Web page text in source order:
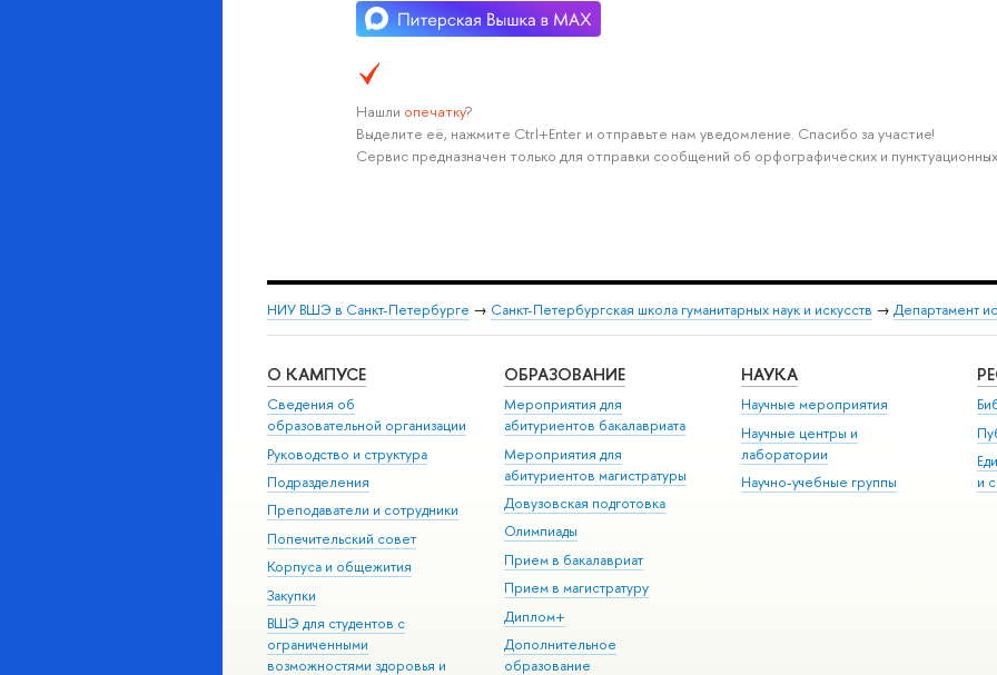
Нашли опечатку?
Выделите её, нажмите Ctrl+Enter и отправьте нам уведомление. Спасибо за участие!
Сервис предназначен только для отправки сообщений об орфографических и
НИУ ВШЭ в Санкт-Петербурге → Санкт-Петербургская школа гуманитарных наук и искусств → Департамент
О КАМПУСЕ
Сведения об
образовательной организации
Руководство и структура
Подразделения
Преподаватели и сотрудники
Попечительский совет
Корпуса и общежития
Закупки
ВШЭ для студентов с
ограниченными
возможностями здоровья и
ОБРАЗОВАНИЕ
Мероприятия для
абитуриентов бакалавриата
Мероприятия для
абитуриентов магистратуры
Довузовская подготовка
Олимпиады
Прием в бакалавриат
Прием в магистратуру
Диплом+
Дополнительное
образование
НАУКА
Научные мероприятия
Научные центры и
лаборатории
Научно-учебные группы
и